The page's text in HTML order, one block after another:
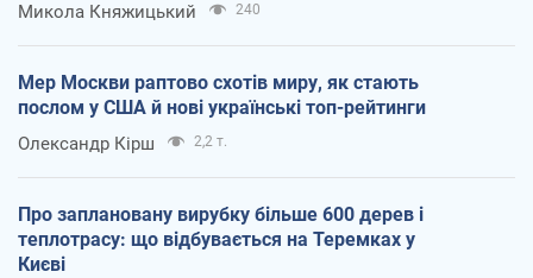
Микола Княжицький 240
Мер Москви раптово схотів миру, як стають
послом у США й нові українські топ-рейтинги
Олександр Кірш 2,2 т.
Про заплановану вирубку більше 600 дерев і
теплотрасу: що відбувається на Теремках у
Києві